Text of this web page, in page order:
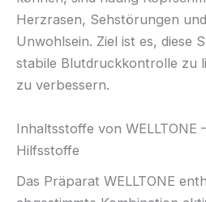
Herzrasen, Sehstörungen
Unwohlsein. Ziel ist es, diese
stabile Blutdruckkontrolle zu
zu verbessern.
Inhaltsstoffe von WELLTONE
Hilfsstoffe
Das Präparat WELLTONE